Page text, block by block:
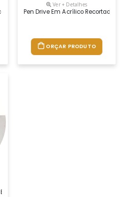
Modelo Garrafa, Gravação Em
Ver + Detalhes
Pen Drive Em Acrílico Recortado
ORÇAR PRODUTO
Resinada De Alta Qualidade 4 E